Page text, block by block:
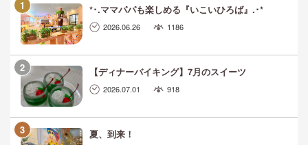
*･.ママパパも楽しめる『いこいひろば』.･*
2026.06.26 1186
【ディナーバイキング】7月のスイーツ
2026.07.01 918
夏、到来！